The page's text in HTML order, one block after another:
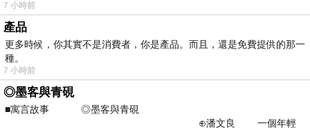
7 小時前
產品
更多時候，你其實不是消費者，你是產品。而且，還是免費提供的那一
種。
7 小時前
◎墨客與青硯
■寓言故事 ◎墨客與青硯
⊕潘文良 一個年輕